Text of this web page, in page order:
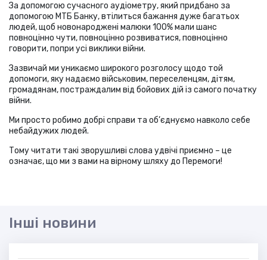
За допомогою сучасного аудіометру, який придбано за
допомогою МТБ Банку, втілиться бажання дуже багатьох
людей, щоб новонароджені малюки 100% мали шанс
повноцінно чути, повноцінно розвиватися, повноцінно
говорити, попри усі виклики війни.
Зазвичай ми уникаємо широкого розголосу щодо той
допомоги, яку надаємо військовим, переселенцям, дітям,
громадянам, постраждалим від бойових дій із самого початку
війни.
Ми просто робимо добрі справи та об’єднуємо навколо себе
небайдужих людей.
Тому читати такі зворушливі слова удвічі приємно – це
означає, що ми з вами на вірному шляху до Перемоги!
Інші новини